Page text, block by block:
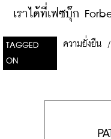
เราได้ที่เฟซบุ๊ก
TAGGED
ON
ความยั่งยืน /